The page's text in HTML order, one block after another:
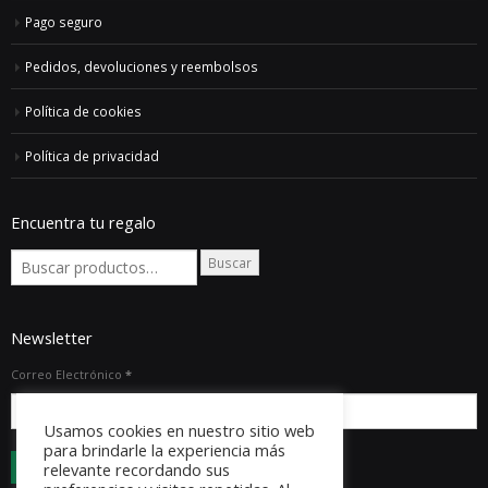
Pago seguro
Pedidos, devoluciones y reembolsos
Política de cookies
Política de privacidad
Encuentra tu regalo
Buscar
Newsletter
Correo Electrónico *
Usamos cookies en nuestro sitio web
para brindarle la experiencia más
relevante recordando sus